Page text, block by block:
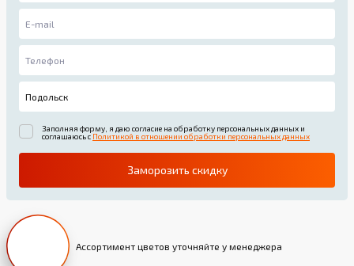
Заполняя форму, я даю согласие на обработку персональных данных и
соглашаюсь с Политикой в отношении обработки персональных данных
Заморозить скидку
Ассортимент цветов уточняйте у менеджера